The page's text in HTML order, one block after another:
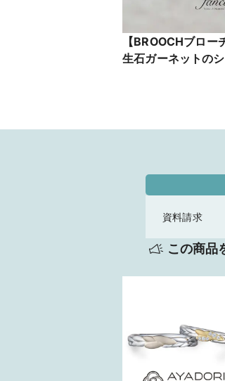
【BROOCHブロー
生石ガーネットの
資料請求
この商品